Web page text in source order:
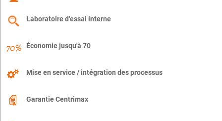
Laboratoire d'essai interne
Économie jusqu'à 70
Mise en service / intégration des processus
Garantie Centrimax